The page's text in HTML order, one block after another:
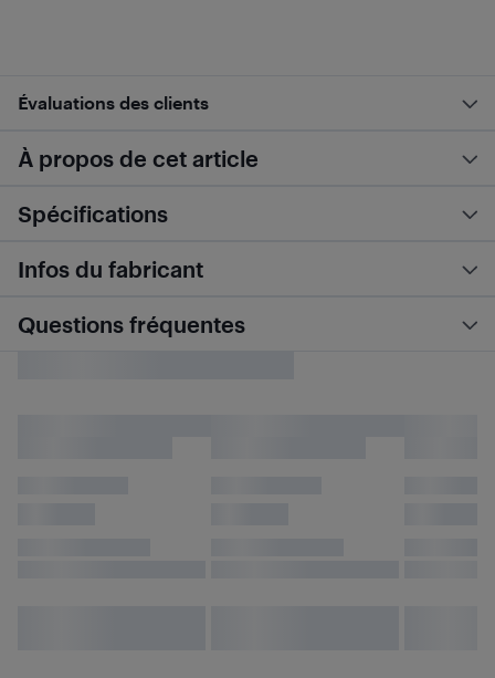
Évaluations des clients
À propos de cet article
Spécifications
Infos du fabricant
Questions fréquentes